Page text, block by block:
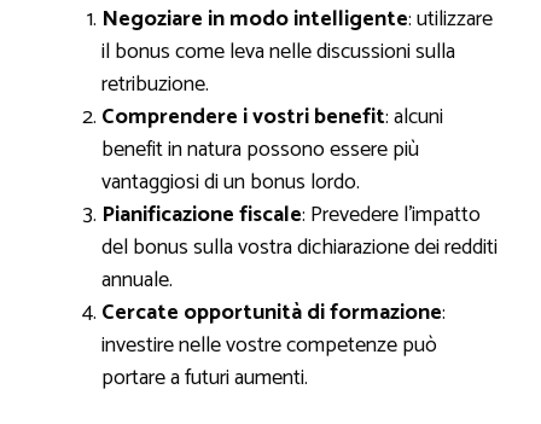
Negoziare in modo intelligente: utilizzare
il bonus come leva nelle discussioni sulla
retribuzione.
Comprendere i vostri benefit: alcuni
benefit in natura possono essere più
vantaggiosi di un bonus lordo.
Pianificazione fiscale: Prevedere l’impatto
del bonus sulla vostra dichiarazione dei redditi
annuale.
Cercate opportunità di formazione:
investire nelle vostre competenze può
portare a futuri aumenti.